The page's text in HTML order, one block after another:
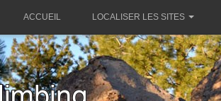
ACCUEIL LOCALISER LES SITES